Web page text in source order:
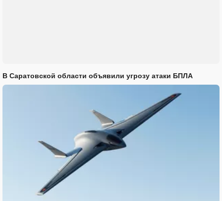
В Саратовской области объявили угрозу атаки БПЛА